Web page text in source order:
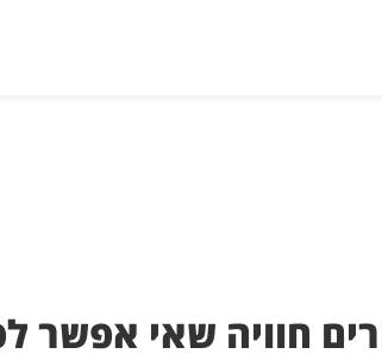
חוויה שאי אפשר